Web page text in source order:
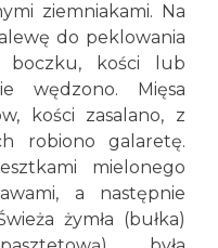
ziemniakami. Na
do peklowania
boczku, kości lub
wędzono. Mięsa
kości zasalano, z
robiono galaretę.
mielonego
a następnie
żymła (bułka)